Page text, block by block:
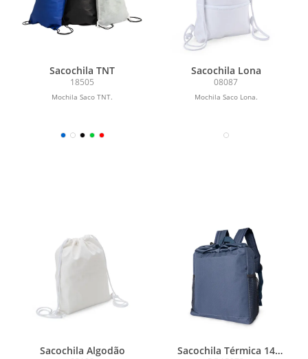
Sacochila TNT
18505
Mochila Saco TNT.
Sacochila Lona
08087
Mochila Saco Lona.
Sacochila Algodão
Sacochila Térmica 14